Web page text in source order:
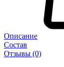
Описание
Состав
Отзывы (0)